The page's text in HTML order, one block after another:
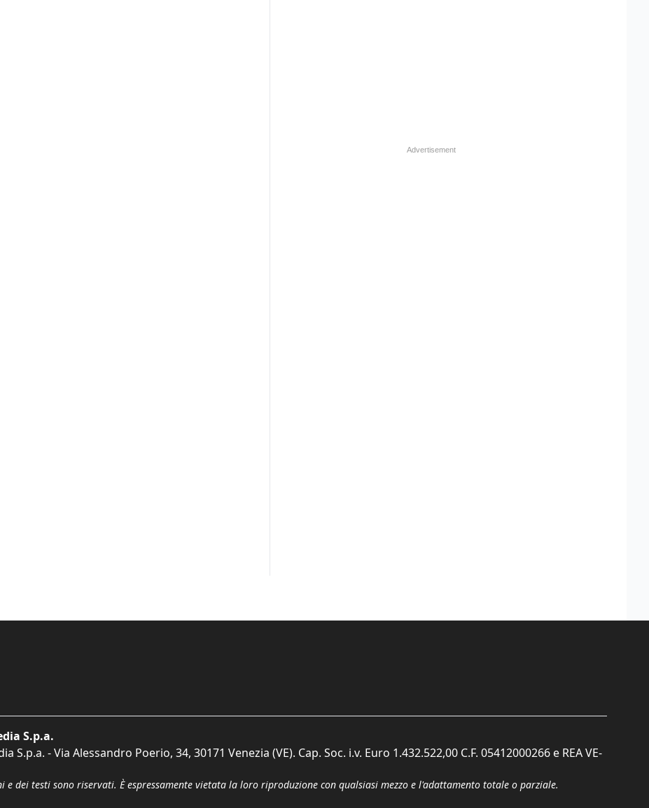
S.p.a.
S.p.a. - Via Alessandro Poerio, 34, 30171 Venezia (VE). Cap. Soc. i.v. Euro 1.432.522,00 C.F. 05412000266 e REA VE-
dei testi sono riservati. È espressamente vietata la loro riproduzione con qualsiasi mezzo e l'adattamento totale o parziale.